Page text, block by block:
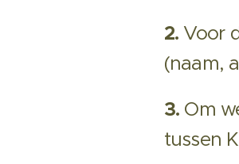
2. Voor
(naam,
3. Om
tussen